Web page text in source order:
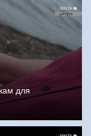
для